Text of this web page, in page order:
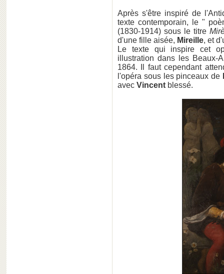
Après s'être inspiré de
texte contemporain, le "
(1830-1914) sous le titre
d'une fille aisée, Mireille, et
Le texte qui inspire cet
illustration dans les Beaux-
1864. Il faut cependant
l'opéra sous les pinceaux de
avec Vincent blessé.